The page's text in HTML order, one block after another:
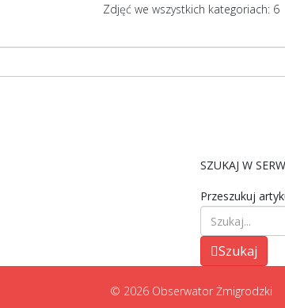
Zdjęć we wszystkich kategoriach: 6
SZUKAJ W
Przeszukuj
Szukaj
© 2026 Obserwator Żmigrodzki